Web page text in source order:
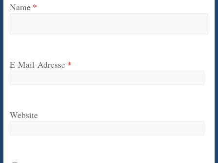
Name *
E-Mail-Adresse *
Website